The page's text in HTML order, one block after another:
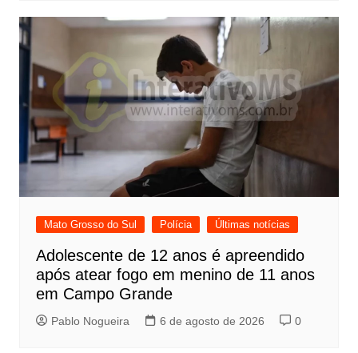
Mato Grosso do Sul Polícia Últimas notícias
Adolescente de 12 anos é apreendido
após atear fogo em menino de 11 anos
em Campo Grande
Pablo Nogueira 6 de agosto de 2026 0